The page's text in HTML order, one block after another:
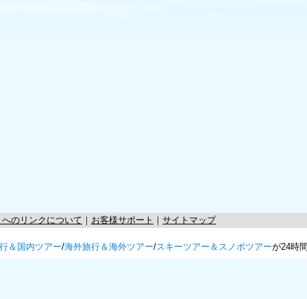
へのリンクについて ｜ お客様サポート ｜ サイトマップ
＆国内ツアー/海外旅行＆海外ツアー/スキーツアー＆スノボツアーが24時間